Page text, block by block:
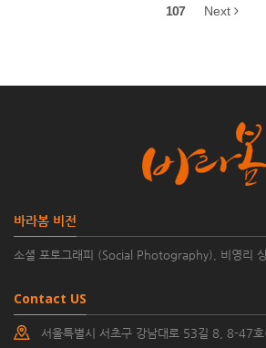
107 Next
바라봄 비전
소셜 포토그래피 (Social Photography), 비영리 상
Contact US
서울특별시 서초구 강남대로 53길 8, 8-47